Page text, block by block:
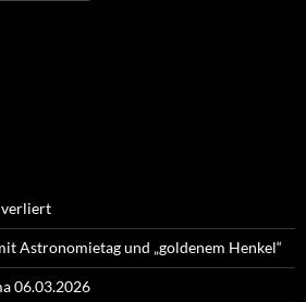
verliert
Astronomietag und „goldenem Henkel“
06.03.2026